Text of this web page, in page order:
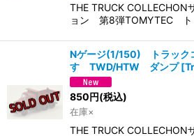
THE TRUCK COLLECHON
ョン 第8弾TOMYTEC ト
Nゲージ(1/150) トラック
すゞTWD/HTW ダンプ [
850円(税込)
在庫×
THE TRUCK COLLECHON